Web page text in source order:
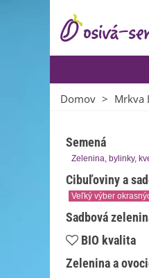
Domov > Mrkva
Semená
Zelenina, bylinky,
Cibuľoviny a
Veľký výber
Sadbová
BIO kvalita
Zelenina a